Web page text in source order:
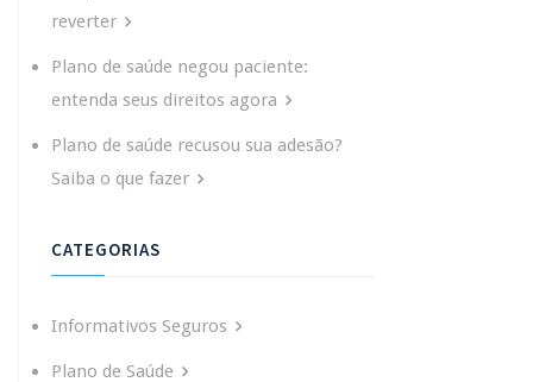
reverter
Plano de saúde negou paciente:
entenda seus direitos agora
Plano de saúde recusou sua adesão?
Saiba o que fazer
CATEGORIAS
Informativos Seguros
Plano de Saúde